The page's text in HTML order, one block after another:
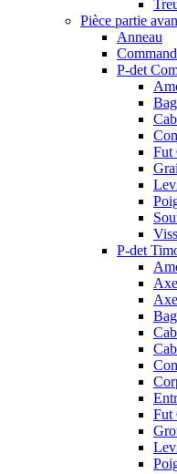
Pièce partie
Anneau
P-det
Fut
P-det
Axe
Fut